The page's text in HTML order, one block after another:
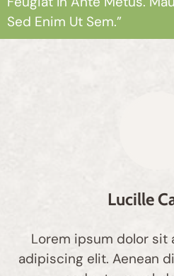
Sed Enim Ut Sem.”
Lucille
Lorem ipsum dolor
adipiscing elit. Aenean